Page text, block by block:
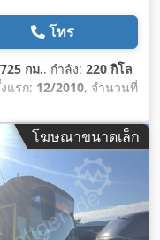
โทร
กม., กำลัง: 220 กิโล
แรก: 12/2010, จำนวนที่
ปกรณ์:เอบีเอส,
โฆษณาขนาดเล็ก